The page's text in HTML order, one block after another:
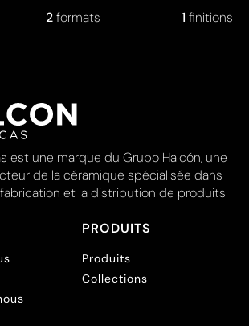
2formats 1 finitions
est une marque du Grupo Halcón, une
de la céramique spécialisée dans
et la distribution de produits
PRODUITS
Produits
Collections